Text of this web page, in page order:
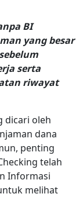
BI
yang besar
serta
riwayat
dicari oleh
dana
penting
telah
Informasi
melihat